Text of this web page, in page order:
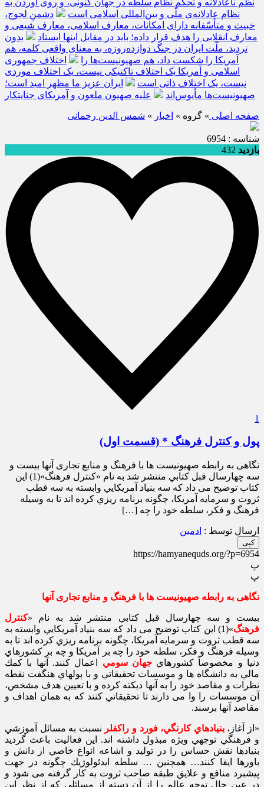
نظم ناعادلانه و تحکّم نظام سلطه در جهان کنونی، و روی آوردن به
نظام عادلانه‌ی ملّی و بین‌المللی اسلامی است
دشمنِ لجوج،
خبیث و متأسّفانه دارای امکانات، معارف اسلامی، معارف شیعی و
معارف انقلابی را هدف قرار داده؛ باید در مقابل اینها ایستاد
بدون
تردید، ملّت ایران در جنگ دوازده‌روزه، به معنای واقعی کلمه، هم
آمریکا را شکست داد، هم صهیونیست‌ها را
اختلاف جمهوری
اسلامی و آمریکا یک اختلاف تاکتیکی نیست، یک اختلاف موردی
نیست، یک اختلاف ذاتی است
ایران عزیز ما مظهر امید است؛
صهیونیست‌ها مأیوس‌اند
علیه صهیون ملعون و آمریکای جنایتکار
صفحه اصلی » گروه » اخبار » شمس الدین رحمانی
شناسه : 6954
بازدید 432
1
پول و کنترل فرهنگ * (قسمت اول)
نگاهی به رابطه صهیونیست ها با فرهنگ و منابع تجاری آنها بيست و
سه چهارسال قبل كتابي منتشر شد به نام «كنترل فرهنگ»(1) اين
كتاب توضيح می داد كه سه بنياد آمريكايي وابسته به سه قطب
ثروت و سرمايه آمريكا، چگونه برنامه ريزي كرده اند تا به وسيله
فرهنگ و فكر، سلطه خود را چه […]
ارسال توسط : ادمین
کپی
https://hamyanequds.org/?p=6954
پ
پ
نگاهی به رابطه صهیونیست ها با فرهنگ و منابع تجاری آنها
بيست و سه چهارسال قبل كتابي منتشر شد به نام «كنترل
فرهنگ
»(1) اين كتاب توضيح می داد كه سه بنياد آمريكايي وابسته به
سه قطب ثروت و سرمايه آمريكا، چگونه برنامه ريزي كرده اند تا به
وسيله فرهنگ و فكر، سلطه خود را چه بر آمريكا و چه بر كشورهاي
دنيا و مخصوصاً كشورهايجهان سومي اعمال كنند. آنها با كمك
مالي به دانشگاه ها و موسسات تحقيقاتي و با پولهاي هنگفت نقطه
نظرات و مقاصد خود را به آنها ديكته كرده و با تعيين هدف مشخص،
آن موسسات را وا می دارند تا تحقيقاتي كنند كه به همان اهداف و
مقاصد آنها برسند.
«از آغاز،بنيادهاي كارنگي، فورد و راكفلر نسبت به مسائل آموزشي
و فرهنگي توجهي ويژه مبذول داشته اند. اين فعاليت باعث گرديد
بنيادها نقش حساس را در توليد و اشاعه انواع خاصي از دانش و
باورها ايفا كنند… همچنين … سلطه ايدئولوژيك چگونه در جهت
پيشبرد منافع و علايق طبقه صاحب ثروت به كار گرفته می شود و
در عين حال توجه عالم را از آن دسته از مسائلي كه از نظر اين